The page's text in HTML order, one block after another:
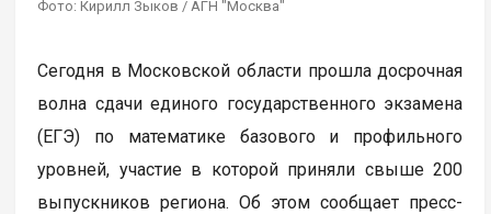
Фото: Кирилл Зыков / АГН "Москва"
Сегодня в Московской области прошла досрочная
волна сдачи единого государственного экзамена
(ЕГЭ) по математике базового и профильного
уровней, участие в которой приняли свыше 200
выпускников региона. Об этом сообщает пресс-